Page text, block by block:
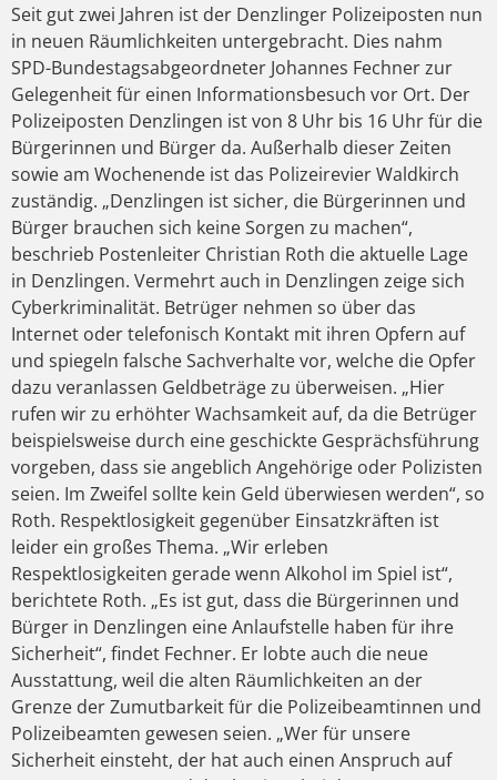
Seit gut zwei Jahren ist der Denzlinger Polizeiposten nun
in neuen Räumlichkeiten untergebracht. Dies nahm
SPD-Bundestagsabgeordneter Johannes Fechner zur
Gelegenheit für einen Informationsbesuch vor Ort. Der
Polizeiposten Denzlingen ist von 8 Uhr bis 16 Uhr für die
Bürgerinnen und Bürger da. Außerhalb dieser Zeiten
sowie am Wochenende ist das Polizeirevier Waldkirch
zuständig. „Denzlingen ist sicher, die Bürgerinnen und
Bürger brauchen sich keine Sorgen zu machen“,
beschrieb Postenleiter Christian Roth die aktuelle Lage
in Denzlingen. Vermehrt auch in Denzlingen zeige sich
Cyberkriminalität. Betrüger nehmen so über das
Internet oder telefonisch Kontakt mit ihren Opfern auf
und spiegeln falsche Sachverhalte vor, welche die Opfer
dazu veranlassen Geldbeträge zu überweisen. „Hier
rufen wir zu erhöhter Wachsamkeit auf, da die Betrüger
beispielsweise durch eine geschickte Gesprächsführung
vorgeben, dass sie angeblich Angehörige oder Polizisten
seien. Im Zweifel sollte kein Geld überwiesen werden“, so
Roth. Respektlosigkeit gegenüber Einsatzkräften ist
leider ein großes Thema. „Wir erleben
Respektlosigkeiten gerade wenn Alkohol im Spiel ist“,
berichtete Roth. „Es ist gut, dass die Bürgerinnen und
Bürger in Denzlingen eine Anlaufstelle haben für ihre
Sicherheit“, findet Fechner. Er lobte auch die neue
Ausstattung, weil die alten Räumlichkeiten an der
Grenze der Zumutbarkeit für die Polizeibeamtinnen und
Polizeibeamten gewesen seien. „Wer für unsere
Sicherheit einsteht, der hat auch einen Anspruch auf